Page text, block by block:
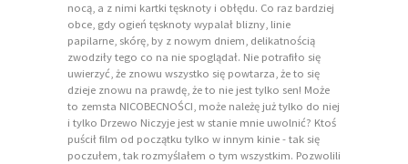
nocą, a z nimi kartki tęsknoty i obłędu. Co raz bardziej
obce, gdy ogień tęsknoty wypalał blizny, linie
papilarne, skórę, by z nowym dniem, delikatnością
zwodziły tego co na nie spoglądał. Nie potrafiło się
uwierzyć, że znowu wszystko się powtarza, że to się
dzieje znowu na prawdę, że to nie jest tylko sen! Może
to zemsta NICOBECNOŚCI, może należę już tylko do niej
i tylko Drzewo Niczyje jest w stanie mnie uwolnić? Ktoś
puścił film od początku tylko w innym kinie - tak się
poczułem, tak rozmyślałem o tym wszystkim. Pozwolili